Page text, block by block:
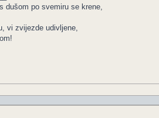
dušom po svemiru se krene,
vi zvijezde udivljene,